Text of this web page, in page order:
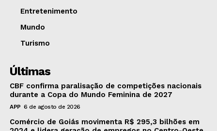
Entretenimento
Mundo
Turismo
Últimas
CBF confirma paralisação de competições nacionais
durante a Copa do Mundo Feminina de 2027
APP 6 de agosto de 2026
Comércio de Goiás movimenta R$ 295,3 bilhões em